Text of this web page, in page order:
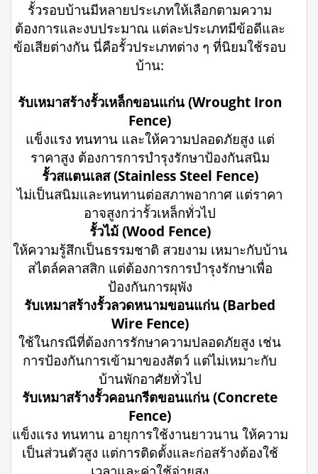
รั้วรอบบ้านมีหลายประเภทให้เลือกตามความ
ต้องการและงบประมาณ แต่ละประเภทมีข้อดีและ
ข้อเสียต่างกัน นี่คือรั้วประเภทต่าง ๆ ที่นิยมใช้รอบ
บ้าน:
รับเหมาสร้างรั้วเหล็กขอนแก่น (Wrought Iron
Fence)
แข็งแรง ทนทาน และให้ความปลอดภัยสูง แต่
ราคาสูง ต้องการการบำรุงรักษาป้องกันสนิม
รั้วสแตนเลส (Stainless Steel Fence)
ไม่เป็นสนิมและทนทานต่อสภาพอากาศ แต่ราคา
อาจสูงกว่ารั้วเหล็กทั่วไป
รั้วไม้ (Wood Fence)
ให้ความรู้สึกเป็นธรรมชาติ สวยงาม เหมาะกับบ้าน
สไตล์คลาสสิก แต่ต้องการการบำรุงรักษาเพื่อ
ป้องกันการผุพัง
รับเหมาสร้างรั้วลวดหนามขอนแก่น (Barbed
Wire Fence)
ใช้ในกรณีที่ต้องการรักษาความปลอดภัยสูง เช่น
การป้องกันการเข้ามาของสัตว์ แต่ไม่เหมาะกับ
บ้านพักอาศัยทั่วไป
รับเหมาสร้างรั้วคอนกรีตขอนแก่น (Concrete
Fence)
แข็งแรง ทนทาน อายุการใช้งานยาวนาน ให้ความ
เป็นส่วนตัวสูง แต่การติดตั้งและก่อสร้างต้องใช้